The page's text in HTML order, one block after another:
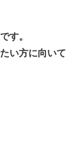
す。
い方に向いて